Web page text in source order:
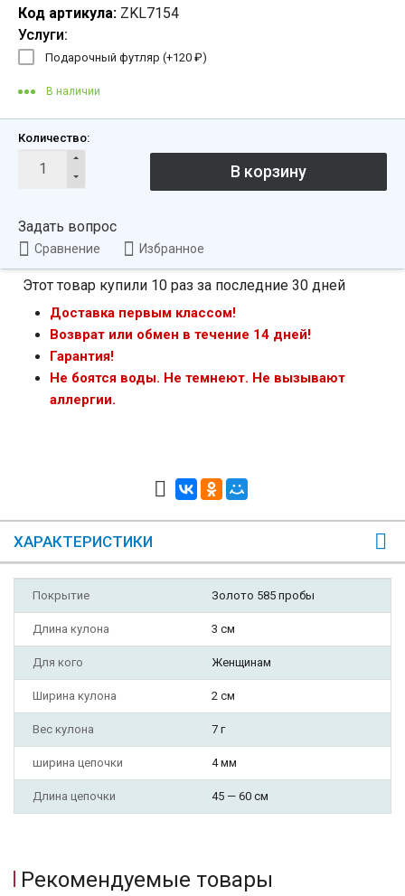
Код артикула: ZKL7154
Услуги:
Подарочный футляр (+120 ₽)
В наличии
Количество:
Задать вопрос
Сравнение Избранное
Этот товар купили 10 раз за последние 30 дней
Доставка первым классом!
Возврат или обмен в течение 14 дней!
Гарантия!
Не боятся воды. Не темнеют. Не вызывают
аллергии.
ХАРАКТЕРИСТИКИ
Покрытие Золото 585 пробы
Длина кулона 3 см
Для кого Женщинам
Ширина кулона 2 см
Вес кулона 7 г
ширина цепочки 4 мм
Длина цепочки 45 — 60 см
Рекомендуемые товары